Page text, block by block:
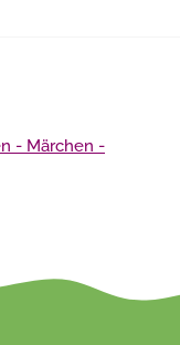
- Märchen -